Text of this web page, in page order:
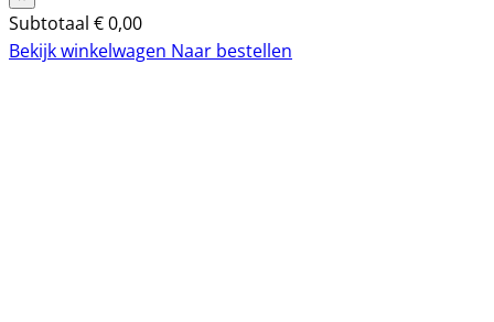
Subtotaal €0,00
Bekijk winkelwagen Naar bestellen